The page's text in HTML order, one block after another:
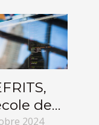
de
2024